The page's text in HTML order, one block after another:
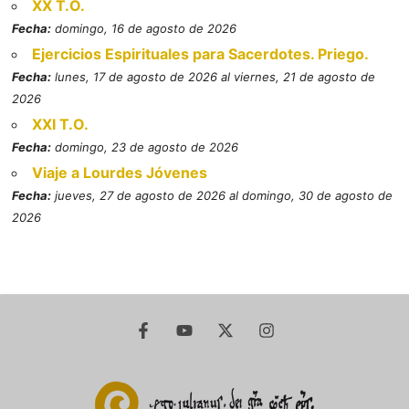
XX T.O.
Fecha: domingo, 16 de agosto de 2026
Ejercicios Espirituales para Sacerdotes. Priego.
Fecha: lunes, 17 de agosto de 2026 al viernes, 21 de agosto de
2026
XXI T.O.
Fecha: domingo, 23 de agosto de 2026
Viaje a Lourdes Jóvenes
Fecha: jueves, 27 de agosto de 2026 al domingo, 30 de agosto de
2026